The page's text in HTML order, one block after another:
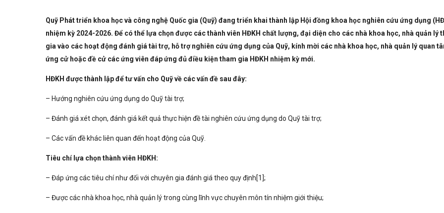
Quỹ Phát triển khoa học và công nghệ Quốc gia (Quỹ) đang triển khai thành lập Hội đồng khoa học nghiên cứu ứng dụng
nhiệm kỳ 2024-2026. Để có thể lựa chọn được các thành viên HĐKH chất lượng, đại diện cho các nhà khoa học, nhà quản lý
gia vào các hoạt động đánh giá tài trợ, hỗ trợ nghiên cứu ứng dụng của Quỹ, kính mời các nhà khoa học, nhà quản lý quan
ứng cử hoặc đề cử các ứng viên đáp ứng đủ điều kiện tham gia HĐKH nhiệm kỳ mới.
HĐKH được thành lập để tư vấn cho Quỹ về các vấn đề sau đây:
– Hướng nghiên cứu ứng dụng do Quỹ tài trợ;
– Đánh giá xét chọn, đánh giá kết quả thực hiện đề tài nghiên cứu ứng dụng do Quỹ tài trợ;
– Các vấn đề khác liên quan đến hoạt động của Quỹ.
Tiêu chí lựa chọn thành viên HĐKH:
– Đáp ứng các tiêu chí như đối với chuyên gia đánh giá theo quy định[1];
– Được các nhà khoa học, nhà quản lý trong cùng lĩnh vực chuyên môn tín nhiệm giới thiệu;